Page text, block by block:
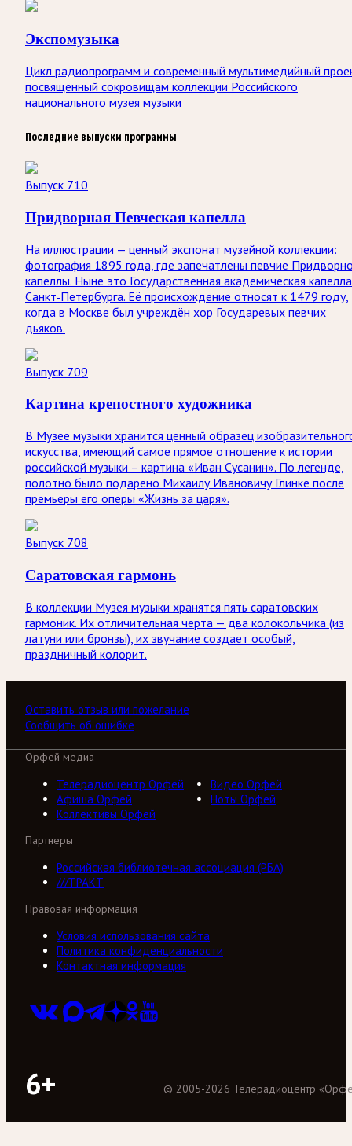
Экспомузыка
Цикл радиопрограмм и современный мультимедийный
посвящённый сокровищам коллекции Российского
национального музея музыки
Последние выпуски программы
Выпуск 710
Придворная Певческая капелла
На иллюстрации — ценный экспонат музейной коллекции:
фотография 1895 года, где запечатлены певчие
капеллы. Ныне это Государственная академическая капелла
Санкт‑Петербурга. Её происхождение относят к 1479 году,
когда в Москве был учреждён хор Государевых певчих
дьяков.
Выпуск 709
Картина крепостного художника
В Музее музыки хранится ценный образец
искусства, имеющий самое прямое отношение к истории
российской музыки – картина «Иван Сусанин». По легенде,
полотно было подарено Михаилу Ивановичу Глинке после
премьеры его оперы «Жизнь за царя».
Выпуск 708
Саратовская гармонь
В коллекции Музея музыки хранятся пять саратовских
гармоник. Их отличительная черта — два колокольчика (из
латуни или бронзы), их звучание создает особый,
праздничный колорит.
Оставить отзыв или пожелание
Сообщить об ошибке
Орфей медиа
Телерадиоцентр Орфей
Видео Орфей
Афиша Орфей
Ноты Орфей
Коллективы Орфей
Партнеры
Российская библиотечная ассоциация (РБА)
///ТРАКТ
Правовая информация
Условия использования сайта
Политика конфиденциальности
Контактная информация
6+ © 2005-2026 Телерадиоцентр